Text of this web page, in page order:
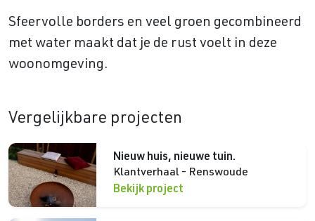
Sfeervolle borders en veel groen gecombineerd
met water maakt dat je de rust voelt in deze
woonomgeving.
Vergelijkbare projecten
Nieuw huis, nieuwe tuin.
Klantverhaal - Renswoude
Bekijk project